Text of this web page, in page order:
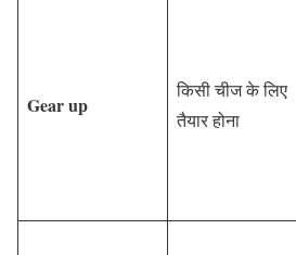
Gear up
किसी चीज के लिए
तैयार होना